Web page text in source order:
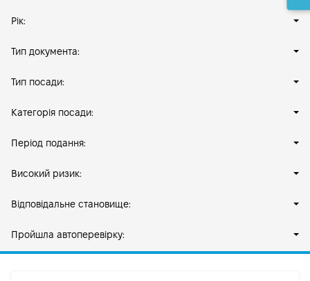
Рік:
Тип документа:
Тип посади:
Категорія посади:
Період подання:
Високий ризик:
Відповідальне становище:
Пройшла автоперевірку: